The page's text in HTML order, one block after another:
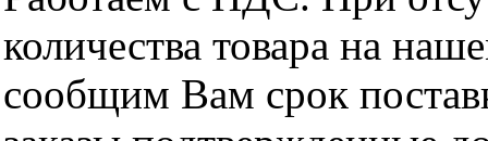
количества товара на
сообщим Вам срок